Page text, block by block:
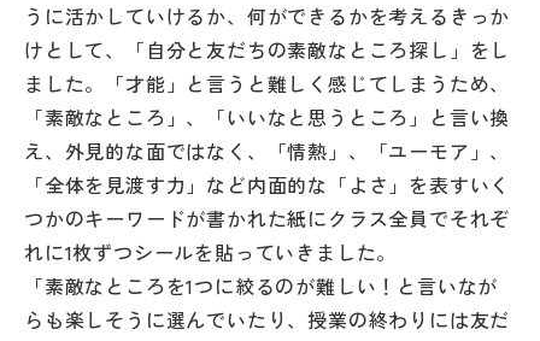
うに活かしていけるか、何ができるかを考えるきっか
けとして、「自分と友だちの素敵なところ探し」をし
ました。「才能」と言うと難しく感じてしまうため、
「素敵なところ」、「いいなと思うところ」と言い換
え、外見的な面ではなく、「情熱」、「ユーモア」、
「全体を見渡す力」など内面的な「よさ」を表すいく
つかのキーワードが書かれた紙にクラス全員でそれぞ
れに1枚ずつシールを貼っていきました。
「素敵なところを1つに絞るのが難しい！と言いなが
らも楽しそうに選んでいたり、授業の終わりには友だ